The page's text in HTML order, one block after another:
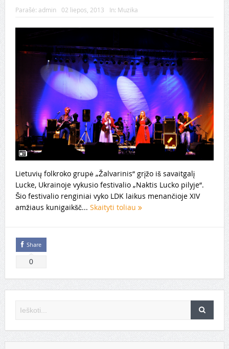
Parašė: admin 02 liepos, 2013 In: Muzika
Lietuvių folkroko grupė „Žalvarinis“ grįžo iš savaitgalį
Lucke, Ukrainoje vykusio festivalio „Naktis Lucko pilyje“.
Šio festivalio renginiai vyko LDK laikus menančioje XIV
amžiaus kunigaikšč... Skaityti toliau
Share
0